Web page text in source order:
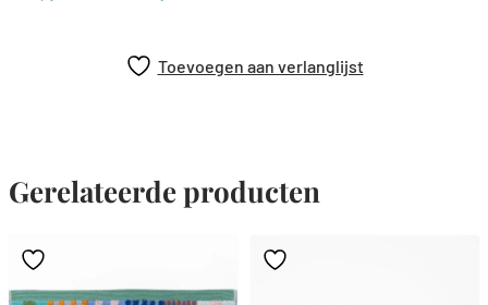
Toevoegen aan verlanglijst
Gerelateerde producten